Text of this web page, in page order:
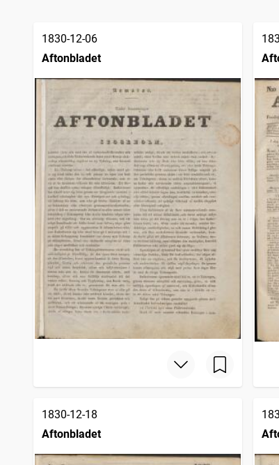
1830-12-06
Aftonbladet
1830-12-18
Aftonbladet